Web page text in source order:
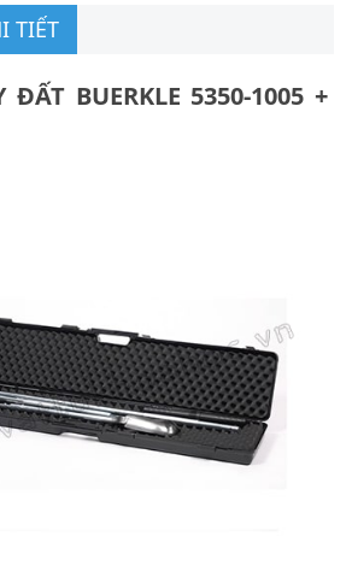
TIẾT
ĐẤT BUERKLE 5350-1005 +